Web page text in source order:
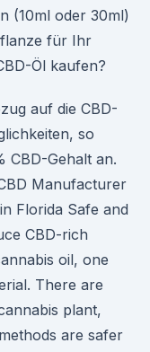
(10ml oder 30ml)
für Ihr
Öl kaufen?
auf die CBD-
so
CBD-Gehalt an.
Manufacturer
Florida Safe and
CBD-rich
oil, one
There are
plant,
are safer